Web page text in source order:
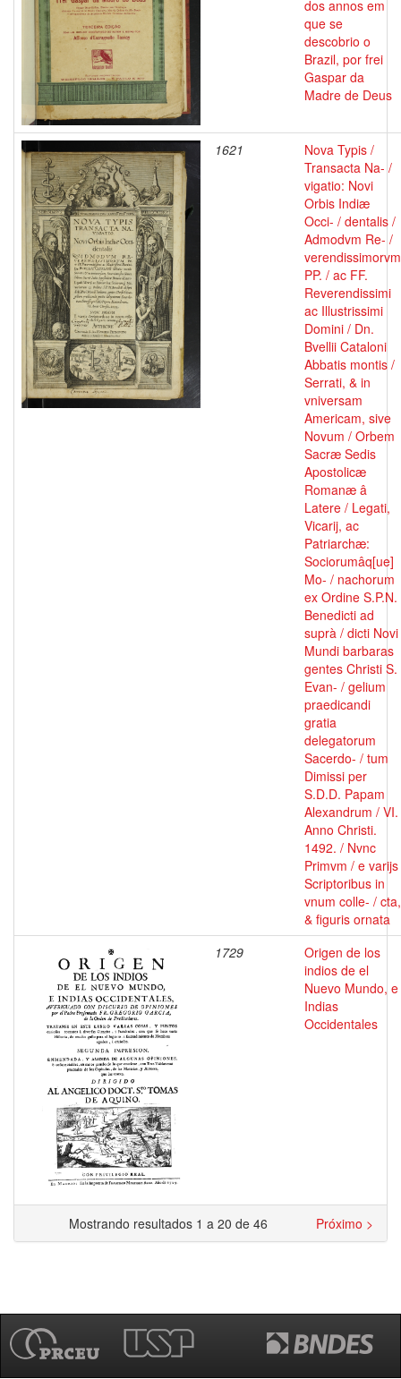
dos annos em
que se
descobrio o
Brazil, por frei
Gaspar da
Madre de Deus
1621
Nova Typis /
Transacta Na- /
vigatio: Novi
Orbis Indiæ
Occi- / dentalis /
Admodvm Re- /
verendissimorvm
PP. / ac FF.
Reverendissimi
ac Illustrissimi
Domini / Dn.
Bvellii Cataloni
Abbatis montis /
Serrati, & in
vniversam
Americam, sive
Novum / Orbem
Sacræ Sedis
Apostolicæ
Romanæ â
Latere / Legati,
Vicarij, ac
Patriarchæ:
Sociorumâq[ue]
Mo- / nachorum
ex Ordine S.P.N.
Benedicti ad
suprà / dicti Novi
Mundi barbaras
gentes Christi S.
Evan- / gelium
praedicandi
gratia
delegatorum
Sacerdo- / tum
Dimissi per
S.D.D. Papam
Alexandrum / VI.
Anno Christi.
1492. / Nvnc
Primvm / e varijs
Scriptoribus in
vnum colle- / cta,
& figuris ornata
1729
Origen de los
indios de el
Nuevo Mundo, e
Indias
Occidentales
Mostrando resultados 1 a 20 de 46 Próximo >